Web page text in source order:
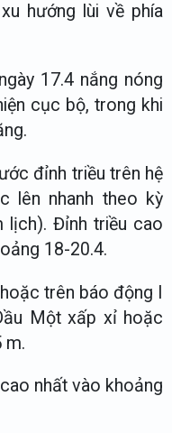
hướng lùi về phía
17.4 nắng nóng
cục bộ, trong khi
đỉnh triều trên hệ
lên nhanh theo kỳ
lịch). Đỉnh triều cao
18-20.4.
trên báo động I
Một xấp xỉ hoặc
m.
nhất vào khoảng